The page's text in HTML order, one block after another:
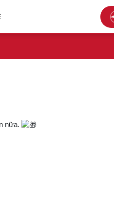
nữa.